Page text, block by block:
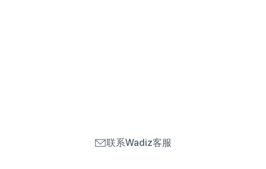
联系Wadiz客服